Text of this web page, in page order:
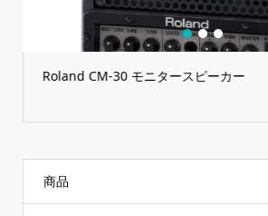
Roland CM-30 モニタースピーカー
1 2 3
商品